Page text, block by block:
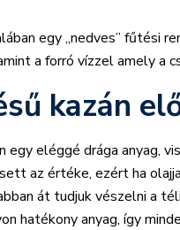
egy „nedves” fűtési
a forró vízzel amely a
kazán
egy eléggé drága anyag,
az értéke, ezért ha
át tudjuk vészelni a
hatékony anyag, így